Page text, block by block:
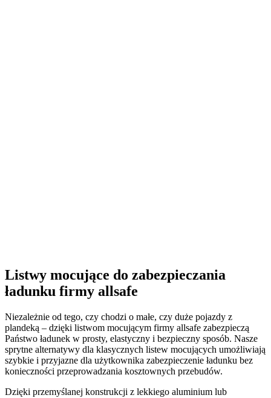
Listwy mocujące do zabezpieczania
ładunku firmy allsafe
Niezależnie od tego, czy chodzi o małe, czy duże pojazdy z
plandeką – dzięki listwom mocującym firmy allsafe zabezpieczą
Państwo ładunek w prosty, elastyczny i bezpieczny sposób. Nasze
sprytne alternatywy dla klasycznych listew mocujących umożliwiają
szybkie i przyjazne dla użytkownika zabezpieczenie ładunku bez
konieczności przeprowadzania kosztownych przebudów.
Dzięki przemyślanej konstrukcji z lekkiego aluminium lub